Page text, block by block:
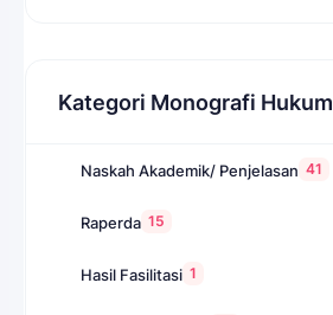
Kategori Monografi Hukum
Naskah Akademik/ Penjelasan 41
Raperda 15
Hasil Fasilitasi 1